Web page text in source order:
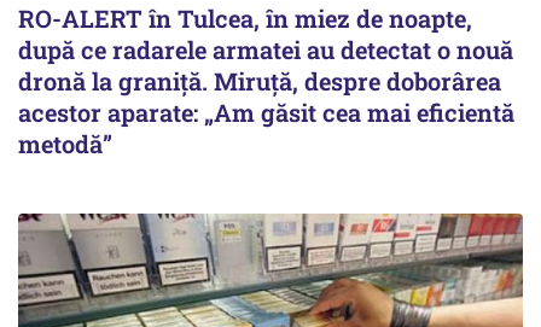
RO-ALERT în Tulcea, în miez de noapte,
după ce radarele armatei au detectat o nouă
dronă la graniță. Miruță, despre doborârea
acestor aparate: „Am găsit cea mai eficientă
metodă”